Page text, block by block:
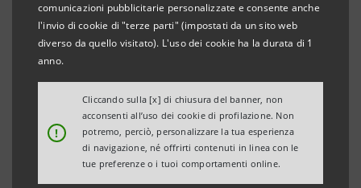
comunicazioni pubblicitarie personalizzate e consente anche
l'invio di cookie di "terze parti" (impostati da un sito web
diverso da quello visitato). L'uso dei cookie ha la durata di 1
anno.
!
Cliccando sulla [x] di chiusura del banner, non
acconsenti all’uso dei cookie di profilazione. Non
potremo, perciò, personalizzare la tua esperienza
di navigazione, né offrirti contenuti in linea con le
tue preferenze o i tuoi comportamenti online.
“SUSTAINABLE ENERGY VENTURE”. IL GRUPPO
PIETRO FIORENTINI E INTESA SANPAOLO
INNOVATION CENTER AVVIANO UN PROGRAMMA
PER SUPPORTARE LE MIGLIORI TECNOLOGIE NEL
CAMPO DELLA SOSTENIBILITÀ ENERGETICA
Al via la call rivolta a startup e PMI del
panorama internazionale per accelerare lo